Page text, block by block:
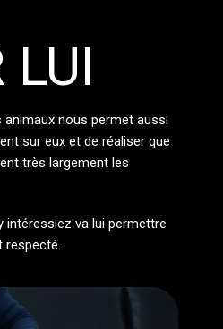
LUI
animaux nous permet aussi
sur eux et de réaliser que
très largement les
intéressiez va lui permettre
respecté.